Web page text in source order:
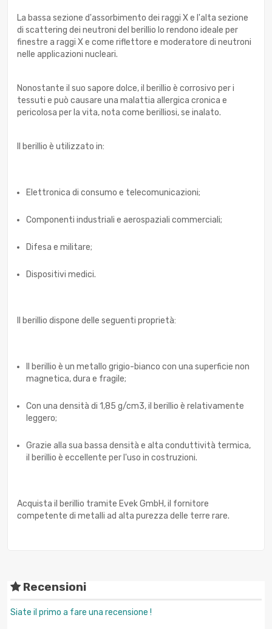
La bassa sezione d'assorbimento dei raggi X e l'alta sezione
di scattering dei neutroni del berillio lo rendono ideale per
finestre a raggi X e come riflettore e moderatore di neutroni
nelle applicazioni nucleari.
Nonostante il suo sapore dolce, il berillio è corrosivo per i
tessuti e può causare una malattia allergica cronica e
pericolosa per la vita, nota come berilliosi, se inalato.
Il berillio è utilizzato in:
Elettronica di consumo e telecomunicazioni;
Componenti industriali e aerospaziali commerciali;
Difesa e militare;
Dispositivi medici.
Il berillio dispone delle seguenti proprietà:
Il berillio è un metallo grigio-bianco con una superficie non
magnetica, dura e fragile;
Con una densità di 1,85 g/cm3, il berillio è relativamente
leggero;
Grazie alla sua bassa densità e alta conduttività termica,
il berillio è eccellente per l'uso in costruzioni.
Acquista il berillio tramite Evek GmbH, il fornitore
competente di metalli ad alta purezza delle terre rare.
Recensioni
Siate il primo a fare una recensione !